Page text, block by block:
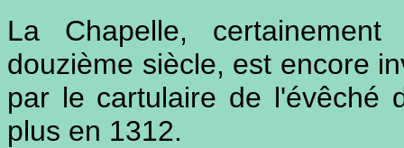
La Chapelle,
douzième siècle, est encore
par le cartulaire de l'évêché
plus en 1312.